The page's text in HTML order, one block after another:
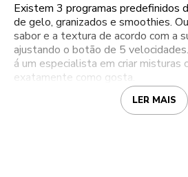
Existem 3 programas predefinidos
de gelo, granizados e smoothies.
sabor e a textura de acordo com a
ajustando o botão de 5
á um especialista em criar misturas
exatamente como gosta.
LER MAIS